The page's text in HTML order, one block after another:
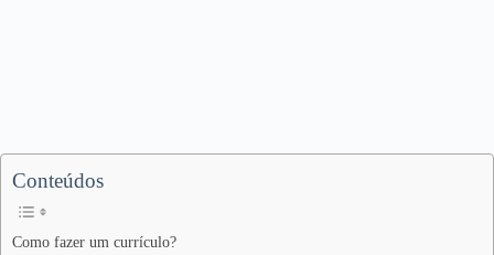
Conteúdos
Como fazer um currículo?